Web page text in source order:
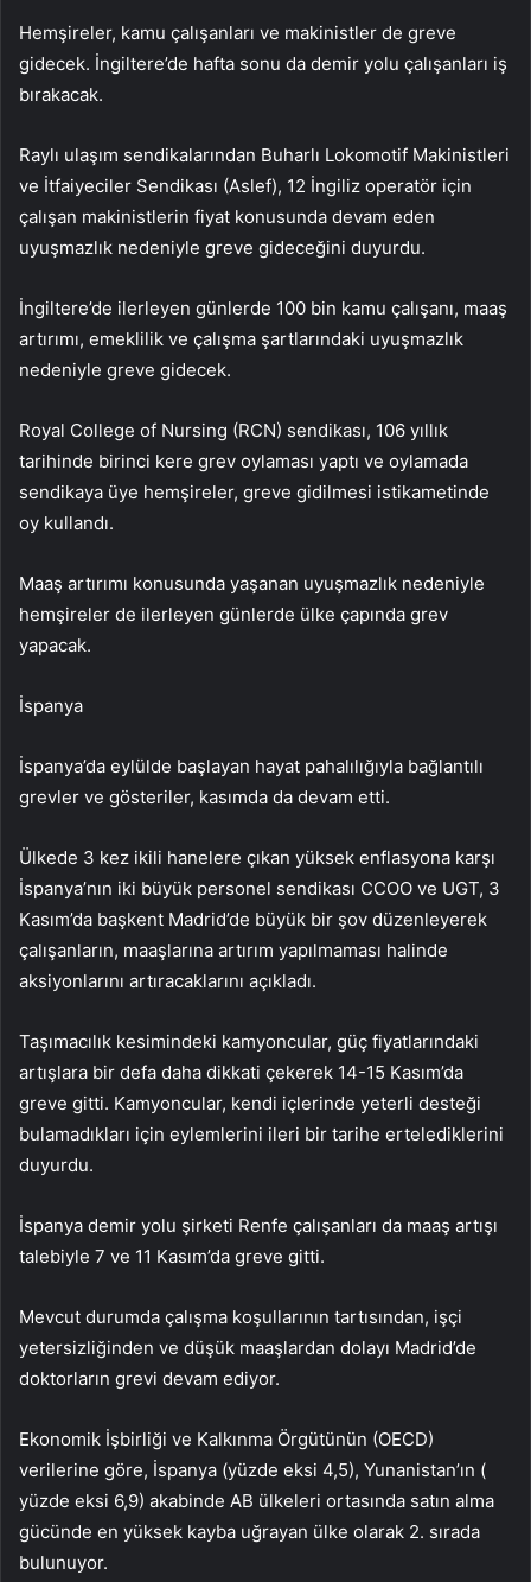
Hemşireler, kamu çalışanları ve makinistler de greve
gidecek. İngiltere’de hafta sonu da demir yolu çalışanları iş
bırakacak.
Raylı ulaşım sendikalarından Buharlı Lokomotif Makinistleri
ve İtfaiyeciler Sendikası (Aslef), 12 İngiliz operatör için
çalışan makinistlerin fiyat konusunda devam eden
uyuşmazlık nedeniyle greve gideceğini duyurdu.
İngiltere’de ilerleyen günlerde 100 bin kamu çalışanı, maaş
artırımı, emeklilik ve çalışma şartlarındaki uyuşmazlık
nedeniyle greve gidecek.
Royal College of Nursing (RCN) sendikası, 106 yıllık
tarihinde birinci kere grev oylaması yaptı ve oylamada
sendikaya üye hemşireler, greve gidilmesi istikametinde
oy kullandı.
Maaş artırımı konusunda yaşanan uyuşmazlık nedeniyle
hemşireler de ilerleyen günlerde ülke çapında grev
yapacak.
İspanya
İspanya’da eylülde başlayan hayat pahalılığıyla bağlantılı
grevler ve gösteriler, kasımda da devam etti.
Ülkede 3 kez ikili hanelere çıkan yüksek enflasyona karşı
İspanya’nın iki büyük personel sendikası CCOO ve UGT, 3
Kasım’da başkent Madrid’de büyük bir şov düzenleyerek
çalışanların, maaşlarına artırım yapılmaması halinde
aksiyonlarını artıracaklarını açıkladı.
Taşımacılık kesimindeki kamyoncular, güç fiyatlarındaki
artışlara bir defa daha dikkati çekerek 14-15 Kasım’da
greve gitti. Kamyoncular, kendi içlerinde yeterli desteği
bulamadıkları için eylemlerini ileri bir tarihe ertelediklerini
duyurdu.
İspanya demir yolu şirketi Renfe çalışanları da maaş artışı
talebiyle 7 ve 11 Kasım’da greve gitti.
Mevcut durumda çalışma koşullarının tartısından, işçi
yetersizliğinden ve düşük maaşlardan dolayı Madrid’de
doktorların grevi devam ediyor.
Ekonomik İşbirliği ve Kalkınma Örgütünün (OECD)
verilerine göre, İspanya (yüzde eksi 4,5), Yunanistan’ın (
yüzde eksi 6,9) akabinde AB ülkeleri ortasında satın alma
gücünde en yüksek kayba uğrayan ülke olarak 2. sırada
bulunuyor.